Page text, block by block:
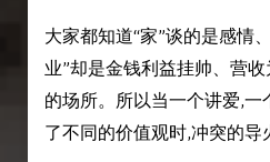
大家都知道“家”谈的是感情
业”却是金钱利益挂帅、营
的场所。所以当一个讲爱,一
了不同的价值观时,冲突的导